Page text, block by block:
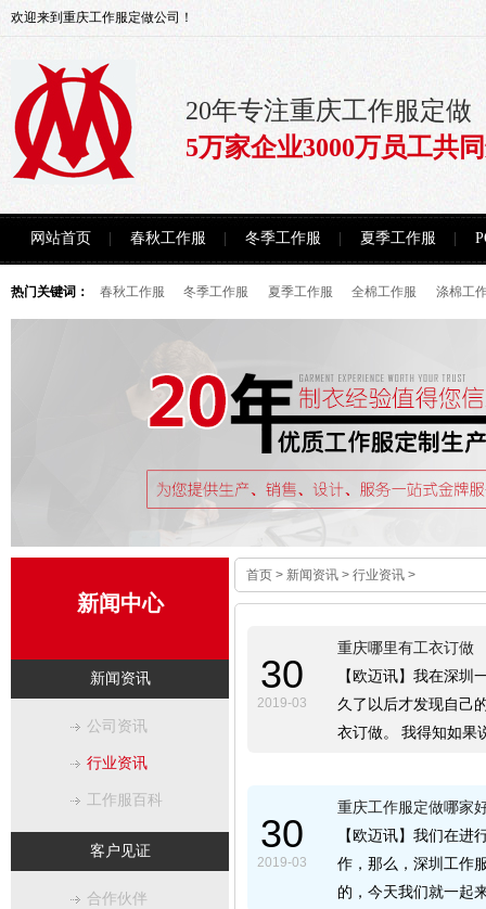
欢迎来到重庆工作服定做公司！
20年专注重庆工作服定做
5万家企业3000万员工共
网站首页 春秋工作服 冬季工作服 夏季工作服
热门关键词： 春秋工作服 冬季工作服 夏季工作服 全棉工作服 涤棉工
新闻中心
新闻资讯
公司资讯
行业资讯
工作服百科
客户见证
合作伙伴
首页 > 新闻资讯 > 行业资讯 >
30
2019-03
重庆哪里有工衣订做
【欧迈讯】我在深
久了以后才发现自己
衣订做。 我得知如果
30
2019-03
重庆工作服定做哪家
【欧迈讯】我们在
作，那么，深圳工作
的，今天我们就一起